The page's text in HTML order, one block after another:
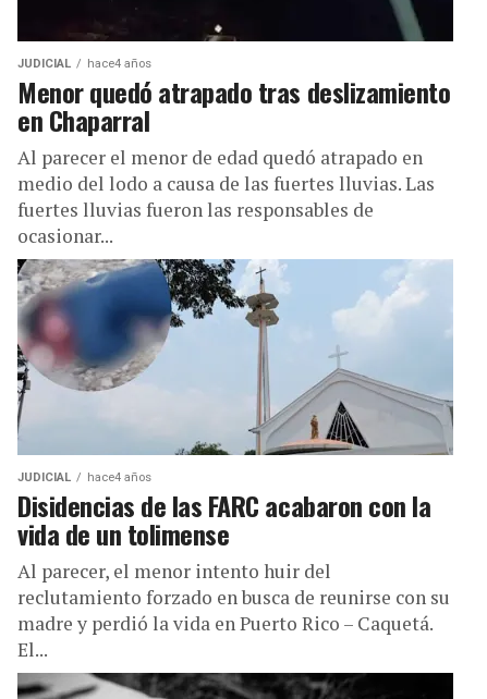
JUDICIAL hace4 años
Menor quedó atrapado tras deslizamiento
en Chaparral
Al parecer el menor de edad quedó atrapado en
medio del lodo a causa de las fuertes lluvias. Las
fuertes lluvias fueron las responsables de
ocasionar...
JUDICIAL hace4 años
Disidencias de las FARC acabaron con la
vida de un tolimense
Al parecer, el menor intento huir del
reclutamiento forzado en busca de reunirse con su
madre y perdió la vida en Puerto Rico – Caquetá.
El...